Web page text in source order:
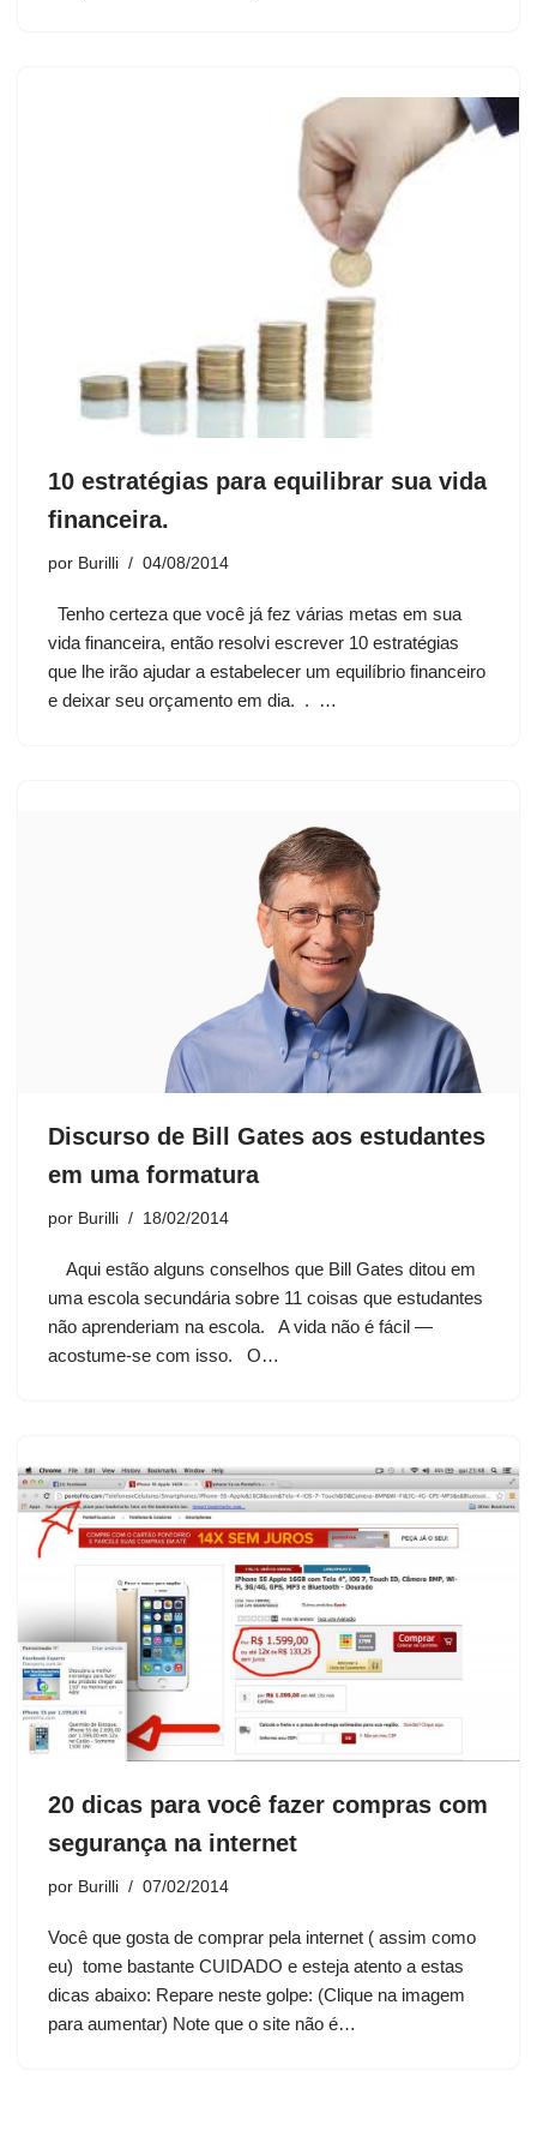
10 estratégias para equilibrar sua vida
financeira.
por Burilli 04/08/2014
Tenho certeza que você já fez várias metas em sua
vida financeira, então resolvi escrever 10 estratégias
que lhe irão ajudar a estabelecer um equilíbrio financeiro
e deixar seu orçamento em dia. . …
Discurso de Bill Gates aos estudantes
em uma formatura
por Burilli 18/02/2014
Aqui estão alguns conselhos que Bill Gates ditou em
uma escola secundária sobre 11 coisas que estudantes
não aprenderiam na escola. A vida não é fácil —
acostume-se com isso. O…
20 dicas para você fazer compras com
segurança na internet
por Burilli 07/02/2014
Você que gosta de comprar pela internet ( assim como
eu) tome bastante CUIDADO e esteja atento a estas
dicas abaixo: Repare neste golpe: (Clique na imagem
para aumentar) Note que o site não é…